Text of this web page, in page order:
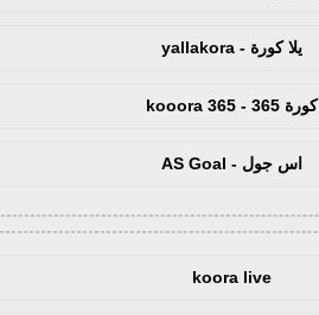
يلا كورة - yallakora
كورة 365 - kooora 365
اس جول - AS Goal
koora live